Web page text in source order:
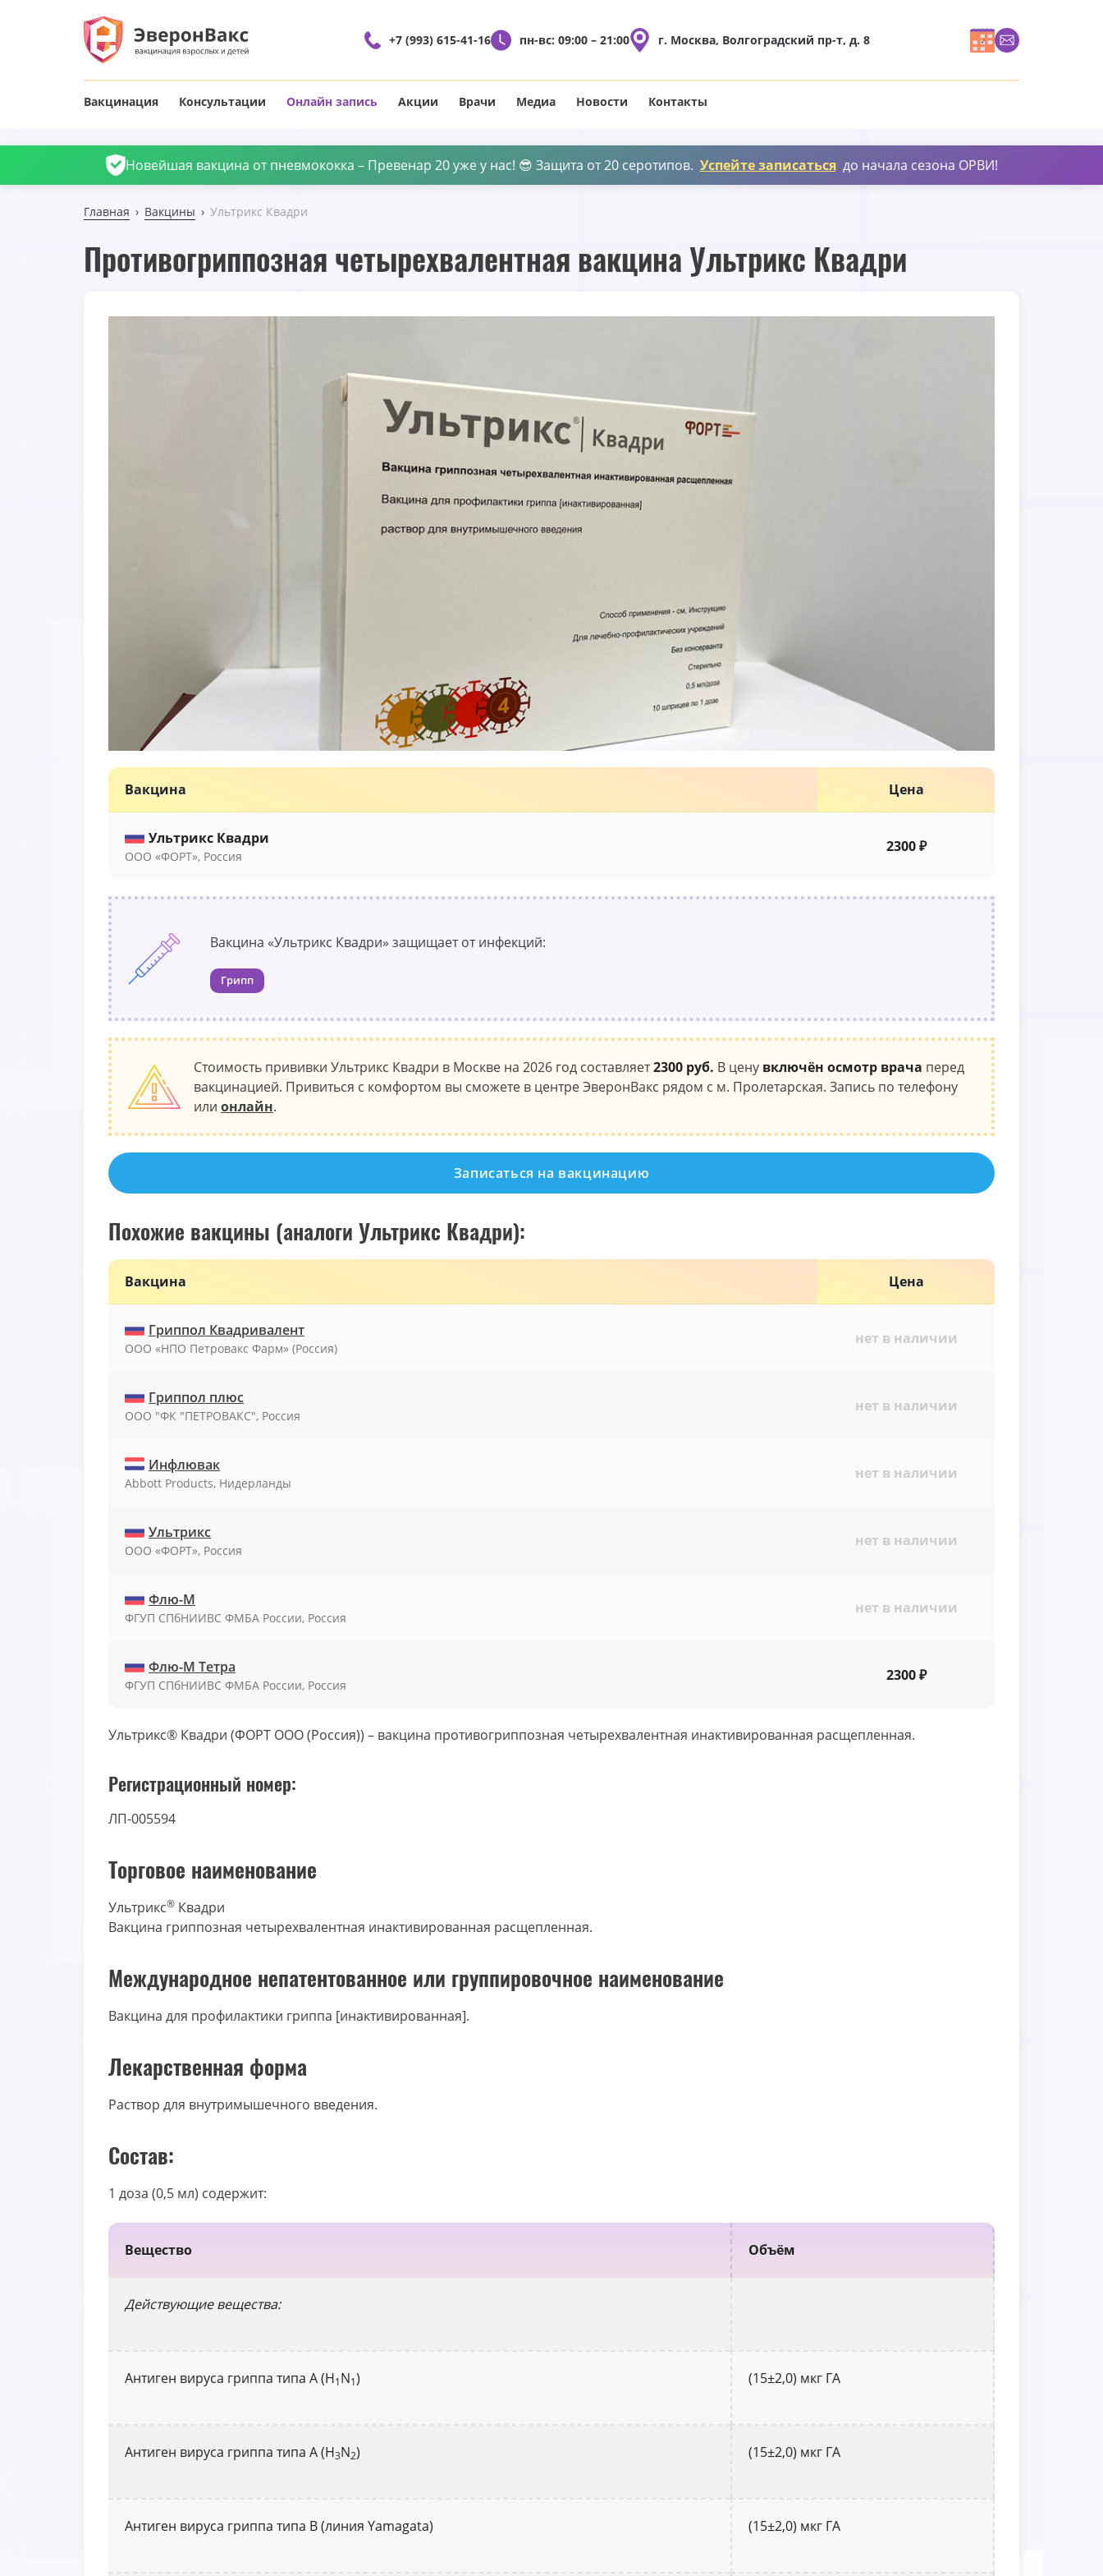
+7 (993) 615-41-16 пн-вс: 09:00 – 21:00 г. Москва, Волгоградский пр-т, д. 8
Вакцинация Консультации Онлайн запись Акции Врачи Медиа Новости Контакты
Новейшая вакцина от пневмококка – Превенар 20 уже у нас! 😎 Защита от 20 серотипов. Успейте записаться до начала сезона ОРВИ!
Главная Вакцины Ультрикс Квадри
Противогриппозная четырехвалентная вакцина Ультрикс Квадри
Вакцина Цена
Ультрикс Квадри
ООО «ФОРТ», Россия
2300 ₽
Вакцина «Ультрикс Квадри» защищает от инфекций:
Грипп
Стоимость прививки Ультрикс Квадри в Москве на 2026 год составляет2300 руб. В цену включён осмотр врача перед
вакцинацией. Привиться с комфортом вы сможете в центре ЭверонВакс рядом с м. Пролетарская. Запись по телефону
или онлайн.
Записаться на вакцинацию
Похожие вакцины (аналоги Ультрикс Квадри):
Вакцина Цена
Гриппол Квадривалент
ООО «НПО Петровакс Фарм» (Россия)
нет в наличии
Гриппол плюс
ООО "ФК "ПЕТРОВАКС", Россия
нет в наличии
Инфлювак
Abbott Products, Нидерланды
нет в наличии
Ультрикс
ООО «ФОРТ», Россия
нет в наличии
Флю-М
ФГУП СПбНИИВС ФМБА России, Россия
нет в наличии
Флю-М Тетра
ФГУП СПбНИИВС ФМБА России, Россия
2300 ₽
Ультрикс® Квадри (ФОРТ ООО (Россия)) – вакцина противогриппозная четырехвалентная инактивированная расщепленная.
Регистрационный номер:
ЛП-005594
Торговое наименование
Ультрикс® Квадри
Вакцина гриппозная четырехвалентная инактивированная расщепленная.
Международное непатентованное или группировочное наименование
Вакцина для профилактики гриппа [инактивированная].
Лекарственная форма
Раствор для внутримышечного введения.
Состав:
1 доза (0,5 мл) содержит:
Вещество Объём
Действующие вещества:
Антиген вируса гриппа типа A (H1N1) (15±2,0) мкг ГА
Антиген вируса гриппа типа A (H3N2) (15±2,0) мкг ГА
Антиген вируса гриппа типа В (линия Yamagata) (15±2,0) мкг ГА